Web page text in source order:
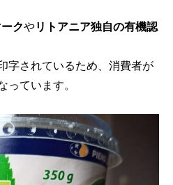
クやリトアニア独自の有機認
字されているため、消費者が
っています。